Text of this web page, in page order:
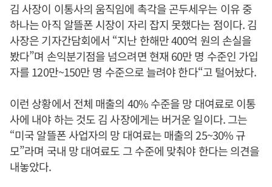
김 사장이 이통사의 움직임에 촉각을 곤두세우는 이유 중
하나는 아직 알뜰폰 시장이 자리 잡지 못했다는 점이다. 김
사장은 기자간담회에서 “지난 한해만 400억 원의 손실을
봤다”며 손익분기점을 넘으려면 현재 60만 명 수준인 가입
자를 120만~150만 명 수준으로 늘려야 한다“고 털어놨다.
이런 상황에서 전체 매출의 40% 수준을 망 대여료로 이통
사에 내야 하는 것도 김 사장에게는 버거운 일이다. 그는
“미국 알뜰폰 사업자의 망 대여료는 매출의 25~30% 규
모”라며 국내 망 대여료도 그 수준에 맞춰야 한다는 의견을
내놓았다.